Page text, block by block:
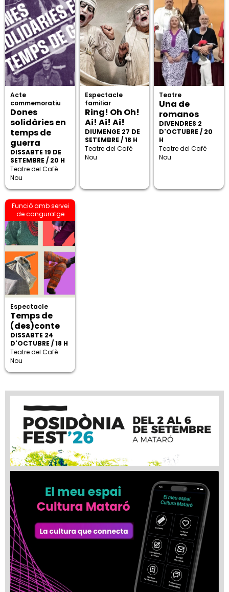
Acte
commemoratiu
Dones
solidàries en
temps de
guerra
DISSABTE 19 DE
SETEMBRE / 20 H
Teatre del Cafè
Nou
Espectacle
familiar
Ring! Oh Oh!
Ai! Ai! Ai!
DIUMENGE 27 DE
SETEMBRE / 18 H
Teatre del Cafè
Nou
Teatre
Una de
romanos
DIVENDRES 2
D'OCTUBRE / 20
H
Teatre del Cafè
Nou
Funció amb servei
de canguratge
Espectacle
Temps de
(des)conte
DISSABTE 24
D'OCTUBRE / 18 H
Teatre del Cafè
Nou